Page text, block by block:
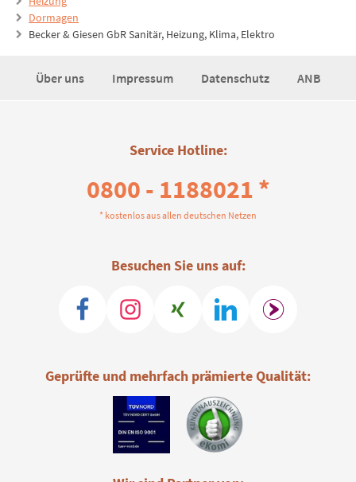
Dormagen
Becker & Giesen GbR Sanitär, Heizung, Klima, Elektro
Über uns Impressum Datenschutz ANB
Service Hotline:
0800 - 1188021 *
* kostenlos aus allen deutschen Netzen
Besuchen Sie uns auf:
Geprüfte und mehrfach prämierte Qualität: